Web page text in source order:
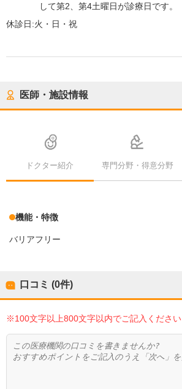
して第2、第4土曜日が診療日です。
休診日:火・日・祝
医師・施設情報
ドクター紹介 専門分野・得意分野
機能・特徴
バリアフリー
口コミ (0件)
※100文字以上800文字以内でご記入ください